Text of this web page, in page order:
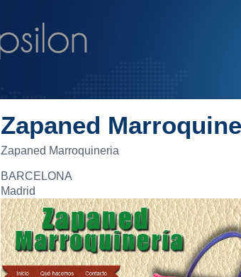
Zapaned
Zapaned Marroquineria
BARCELONA
Madrid